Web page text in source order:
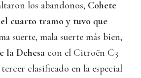
los abandonos, Cohete
el cuarto tramo y tuvo que
suerte, mala suerte más bien,
la Dehesa con el Citroën C3
clasificado en la especial